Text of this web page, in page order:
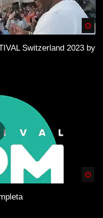
Switzerland 2023 by